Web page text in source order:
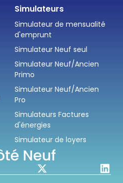
Simulateurs
Simulateur de mensualité
d'emprunt
Simulateur Neuf seul
Simulateur Neuf/Ancien
Primo
Simulateur Neuf/Ancien
Pro
Simulateurs Factures
d'énergies
Simulateur de loyers